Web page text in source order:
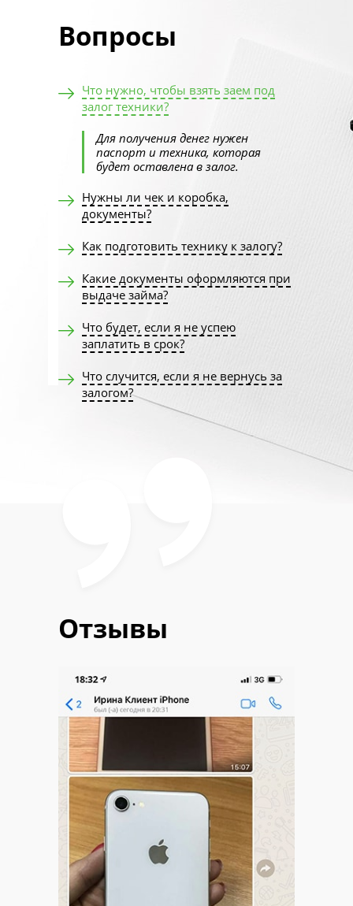
Вопросы
Что нужно, чтобы взять заем под
залог техники?
Для получения денег нужен
паспорт и техника, которая
будет оставлена в залог.
Нужны ли чек и коробка,
документы?
Как подготовить технику к залогу?
Какие документы оформляются при
выдаче займа?
Что будет, если я не успею
заплатить в срок?
Что случится, если я не вернусь за
залогом?
Отзывы